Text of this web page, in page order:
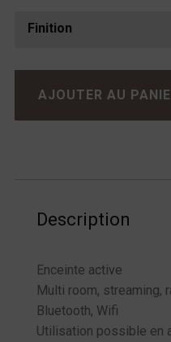
Finition
quantité de Yamaha MusicCast 50
AJOUTER AU
Description
Enceinte active
Multi room, streaming,
Bluetooth, Wifi
Utilisation possible en